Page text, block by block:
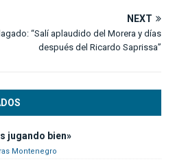
NEXT
“Salí aplaudido del Morera y días
después del Ricardo Saprissa”
jugando bien»
Montenegro